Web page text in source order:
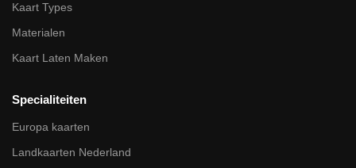
Kaart Types
Materialen
Kaart Laten Maken
Specialiteiten
Europa kaarten
Landkaarten Nederland